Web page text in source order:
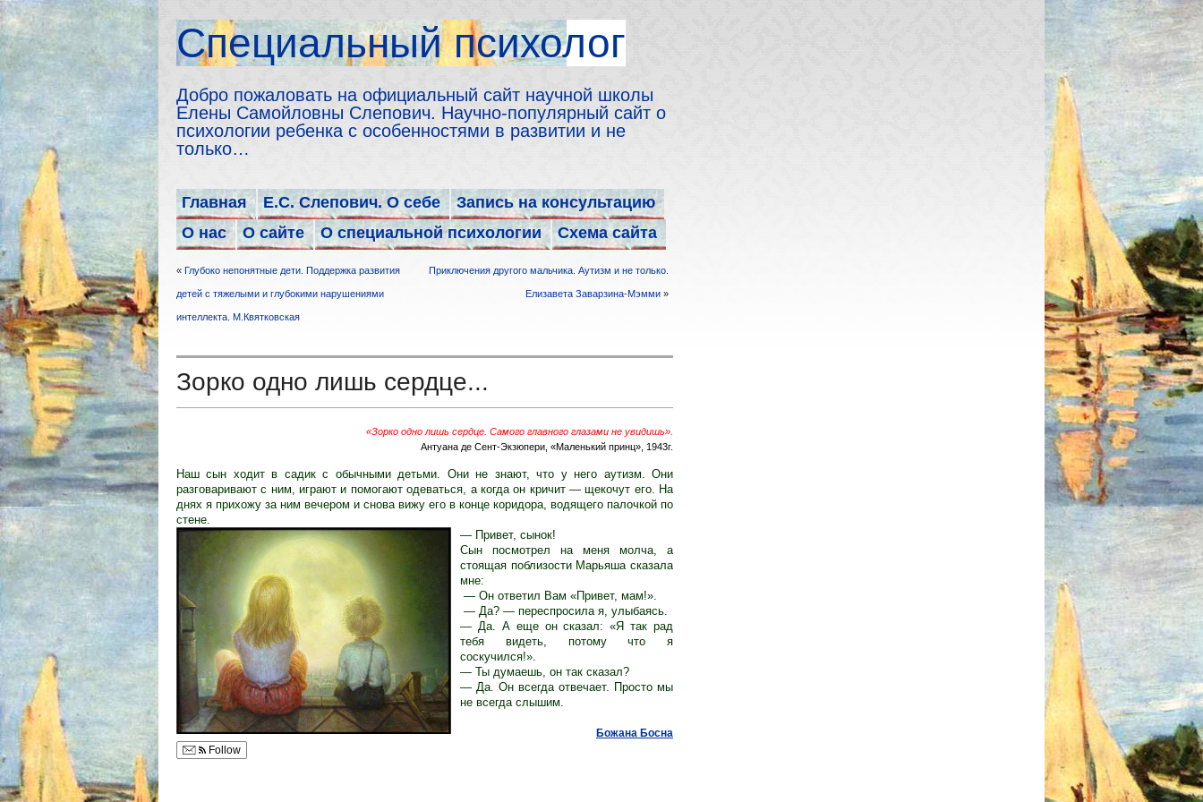
Cпециальный психолог
Добро пожаловать на официальный сайт научной школы
Елены Самойловны Слепович. Научно-популярный сайт о
психологии ребенка с особенностями в развитии и не
только…
Главная Е.С. Слепович. О себе
Запись на консультацию
О нас
О сайте О специальной психологии Схема сайта
« Глубоко непонятные дети. Поддержка развития
детей с тяжелыми и глубокими нарушениями
интеллекта. М.Квятковская
Приключения другого мальчика. Аутизм и не только.
Елизавета Заварзина-Мэмми »
Зорко одно лишь сердце...
«Зорко одно лишь сердце. Самого главного глазами не увидишь».
Антуана де Сент-Экзюпери, «Маленький принц», 1943г.
Наш сын ходит в садик с обычными детьми. Они не знают, что у него аутизм. Они
разговаривают с ним, играют и помогают одеваться, а когда он кричит — щекочут его. На
днях я прихожу за ним вечером и снова вижу его в конце коридора, водящего палочкой по
стене.
— Привет, сынок!
Сын посмотрел на меня молча, а
стоящая поблизости Марьяша сказала
мне:
— Он ответил Вам «Привет, мам!».
— Да? — переспросила я, улыбаясь.
— Да. А еще он сказал: «Я так рад
тебя видеть, потому что я
соскучился!».
— Ты думаешь, он так сказал?
— Да. Он всегда отвечает. Просто мы
не всегда слышим.
Божана Босна
Follow